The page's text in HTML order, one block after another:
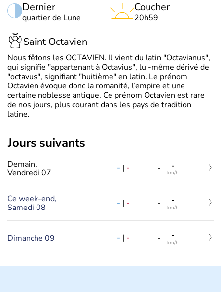
Dernier
quartier de Lune
Coucher
20h59
Saint Octavien
Nous fêtons les OCTAVIEN. Il vient du latin "Octavianus",
qui signifie "appartenant à Octavius", lui-même dérivé de
"octavus", signifiant "huitième" en latin. Le prénom
Octavien évoque donc la romanité, l’empire et une
certaine noblesse antique. Ce prénom Octavien est rare
de nos jours, plus courant dans les pays de tradition
latine.
jours suivants
Demain,
Vendredi 07
- | - - -
km/h
Ce week-end,
Samedi 08
- | - - -
km/h
Dimanche 09 - | - - -
km/h